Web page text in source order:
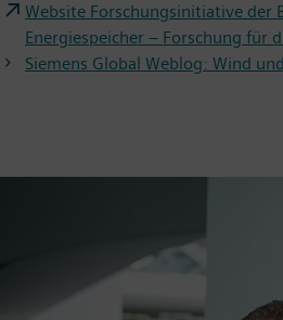
Website Forschungsinitiative der
Energiespeicher – Forschung für
Siemens Global Weblog: Wind